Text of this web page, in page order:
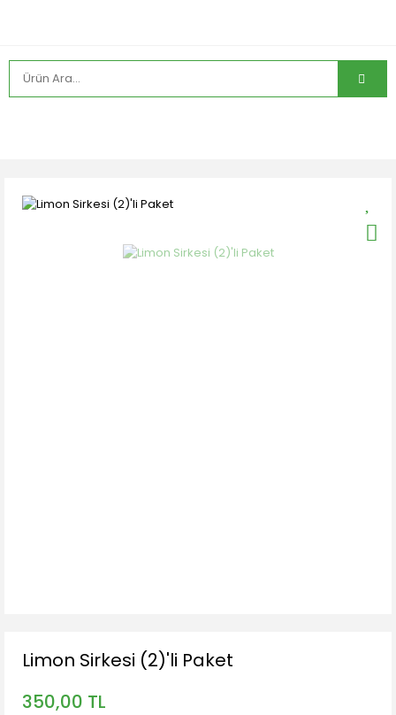
Limon Sirkesi (2)'li Paket
350,00 TL